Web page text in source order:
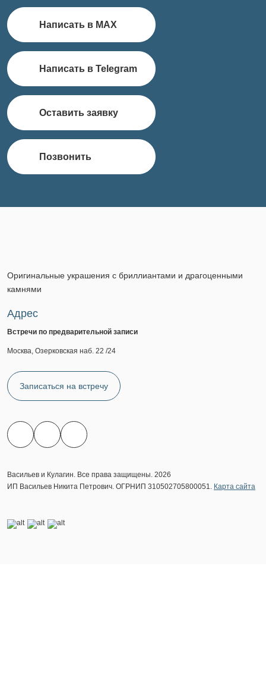
Написать в MAX
Написать в Telegram
Оставить заявку
Позвонить
Оригинальные украшения с бриллиантами и драгоценными
камнями
Адрес
Встречи по предварительной записи
Москва, Озерковская наб. 22 /24
Записаться на встречу
Васильев и Кулагин. Все права защищены. 2026
ИП Васильев Никита Петрович. ОГРНИП 310502705800051. Карта сайта